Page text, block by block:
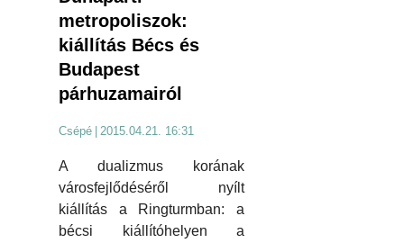
metropoliszok:
kiállítás Bécs és
Budapest
párhuzamairól
Csépé 2015.04.21. 16:31
A dualizmus korának
városfejlődéséről nyílt
kiállítás a Ringturmban: a
bécsi kiállítóhelyen a